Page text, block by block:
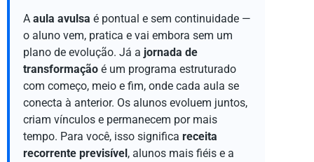
Aaula avulsa é pontual e sem continuidade —
o aluno vem, pratica e vai embora sem um
plano de evolução. Já a jornada de
transformação é um programa estruturado
com começo, meio e fim, onde cada aula se
conecta à anterior. Os alunos evoluem juntos,
criam vínculos e permanecem por mais
tempo. Para você, isso significareceita
recorrente previsível, alunos mais fiéis e a